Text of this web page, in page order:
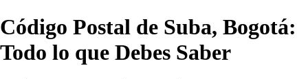
Código Postal de Suba, Bogotá:
Todo lo que Debes Saber